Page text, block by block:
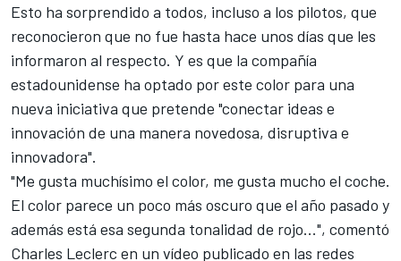
Esto ha sorprendido a todos, incluso a los pilotos, que
reconocieron que no fue hasta hace unos días que les
informaron al respecto. Y es que la compañía
estadounidense ha optado por este color para una
nueva iniciativa que pretende "conectar ideas e
innovación de una manera novedosa, disruptiva e
innovadora".
"Me gusta muchísimo el color, me gusta mucho el coche.
El color parece un poco más oscuro que el año pasado y
además está esa segunda tonalidad de rojo...", comentó
Charles Leclerc en un vídeo publicado en las redes